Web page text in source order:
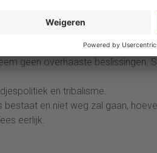
en procedures aan. Er zijn
adres en geslacht van sollicitanten
een selectiecommissie te
(multi)cultureel gezien.
geen overhaaste beslissingen.
en tribalisme.
en niet weg zal gaan,
eerlijk.